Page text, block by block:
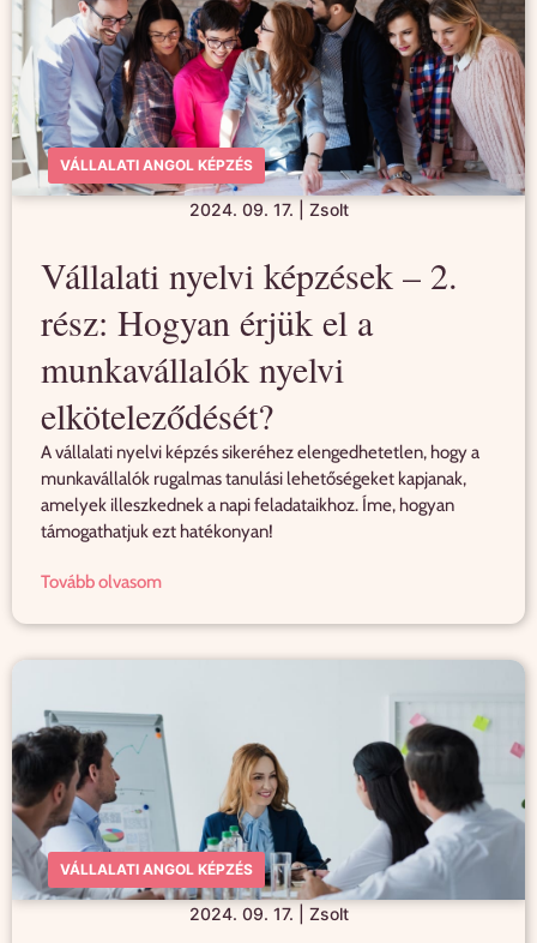
VÁLLALATI ANGOL KÉPZÉS
2024. 09. 17. Zsolt
Vállalati nyelvi képzések – 2.
rész: Hogyan érjük el a
munkavállalók nyelvi
elköteleződését?
A vállalati nyelvi képzés sikeréhez elengedhetetlen, hogy a
munkavállalók rugalmas tanulási lehetőségeket kapjanak,
amelyek illeszkednek a napi feladataikhoz. Íme, hogyan
támogathatjuk ezt hatékonyan!
Tovább olvasom
VÁLLALATI ANGOL KÉPZÉS
2024. 09. 17. Zsolt